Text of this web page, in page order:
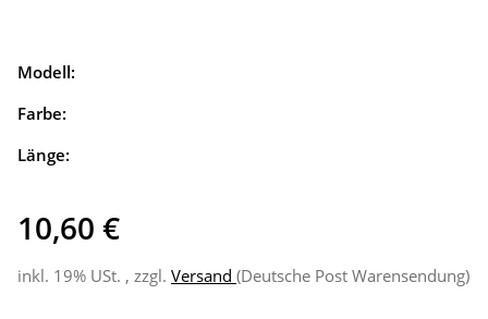
Modell:
Farbe:
Länge:
10,60 €
inkl. 19% USt. , zzgl. Versand (Deutsche Post Warensendung)